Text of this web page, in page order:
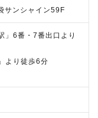
サンシャイン59F
」6番・7番出口より
より徒歩6分